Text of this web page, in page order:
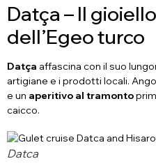
Datça – Il
dell’Egeo turco
Datça affascina con il suo
artigiane e i prodotti locali.
e un aperitivo al tramonto
caicco.
Datca